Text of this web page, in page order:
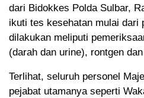
dari Bidokkes Polda Sulbar,
ikuti tes kesehatan mulai dari
dilakukan meliputi
(darah dan urine), rontgen
Terlihat, seluruh personel
pejabat utamanya seperti